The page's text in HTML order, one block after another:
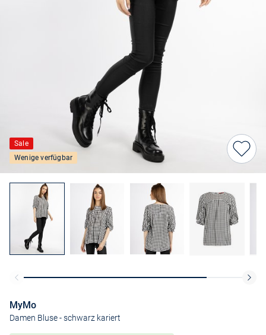
Sale
Wenige verfügbar
MyMo
Damen Bluse- schwarz kariert